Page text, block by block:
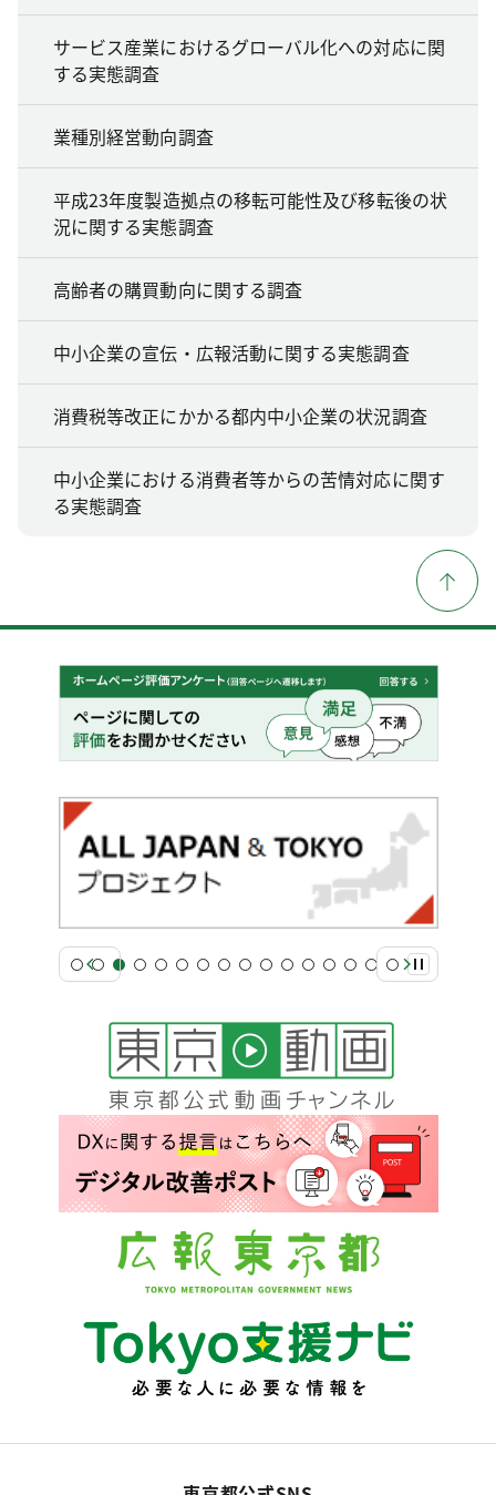
サービス産業におけるグローバル化への対応に関
する実態調査
業種別経営動向調査
平成23年度製造拠点の移転可能性及び移転後の状
況に関する実態調査
高齢者の購買動向に関する調査
中小企業の宣伝・広報活動に関する実態調査
消費税等改正にかかる都内中小企業の状況調査
中小企業における消費者等からの苦情対応に関す
る実態調査